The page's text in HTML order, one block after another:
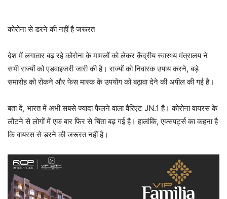
कोरोना से डरने की नहीं है जरूरत
देश में लगातार बढ़ रहे कोरोना के मामलों को लेकर केंद्रीय स्वास्थ्य मंत्रालय ने
सभी राज्यों को एडवाइजरी जारी की है। राज्यों को निवारक उपाय करने, बड़े
समारोह को रोकने और फेस मास्क के उपयोग को बढ़ावा देने की अपील की गई है।
बता दें, भारत में अभी सबसे ज्यादा फैलने वाला वैरिएंट JN.1 है। कोरोना वायरस के
लौटने से लोगों में एक बार फिर से चिंता बढ़ गई है। हालांकि, एक्सपर्ट्स का कहना है
कि वायरस से डरने की जरूरत नहीं है।